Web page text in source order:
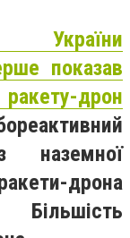
України
показав
дрон
наземної
дрона